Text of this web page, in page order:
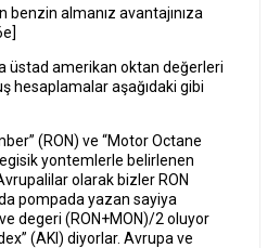
benzin almanız avantajınıza
üstad amerikan oktan değerleri
hesaplamalar aşağıdaki gibi
(RON) ve “Motor Octane
yontemlerle belirlenen
olarak bizler RON
pompada yazan sayiya
degeri (RON+MON)/2 oluyor
(AKI) diyorlar. Avrupa ve